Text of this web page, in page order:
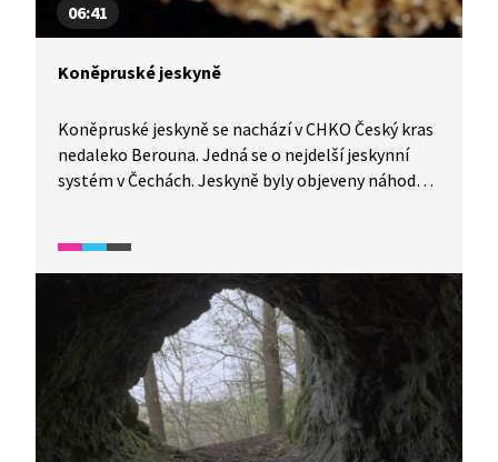
06:41
Koněpruské jeskyně
Koněpruské jeskyně se nachází v CHKO Český kras
nedaleko Berouna. Jedná se o nejdelší jeskynní
systém v Čechách. Jeskyně byly objeveny náhodou,
objeveny zvířecí a lidské kosti z období pravěku.
Vydejte se s námi na prohlídku.